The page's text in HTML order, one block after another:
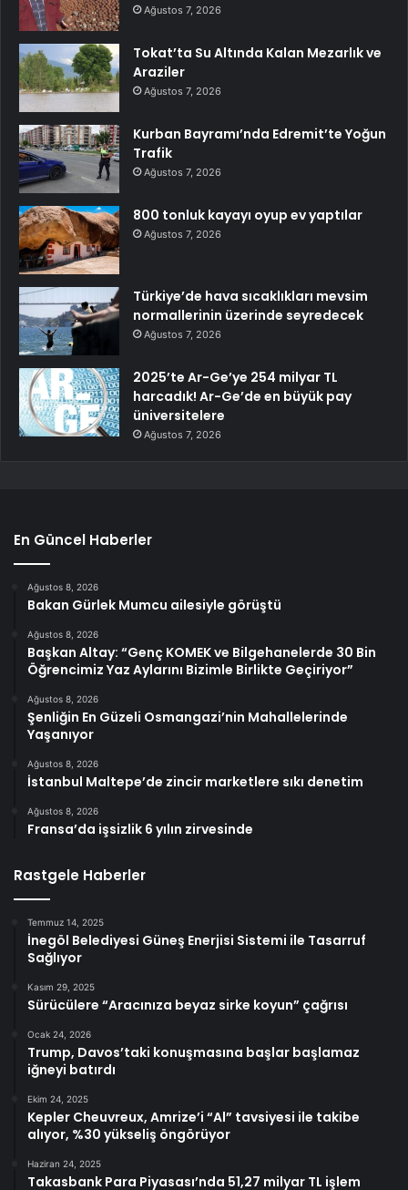
Ağustos 7, 2026
Tokat’ta Su Altında Kalan Mezarlık ve
Araziler
Ağustos 7, 2026
Kurban Bayramı’nda Edremit’te Yoğun
Trafik
Ağustos 7, 2026
800 tonluk kayayı oyup ev yaptılar
Ağustos 7, 2026
Türkiye’de hava sıcaklıkları mevsim
normallerinin üzerinde seyredecek
Ağustos 7, 2026
2025’te Ar-Ge’ye 254 milyar TL
harcadık! Ar-Ge’de en büyük pay
üniversitelere
Ağustos 7, 2026
En Güncel Haberler
Ağustos 8, 2026
Bakan Gürlek Mumcu ailesiyle görüştü
Ağustos 8, 2026
Başkan Altay: “Genç KOMEK ve Bilgehanelerde 30 Bin
Öğrencimiz Yaz Aylarını Bizimle Birlikte Geçiriyor”
Ağustos 8, 2026
Şenliğin En Güzeli Osmangazi’nin Mahallelerinde
Yaşanıyor
Ağustos 8, 2026
İstanbul Maltepe’de zincir marketlere sıkı denetim
Ağustos 8, 2026
Fransa’da işsizlik 6 yılın zirvesinde
Rastgele Haberler
Temmuz 14, 2025
İnegöl Belediyesi Güneş Enerjisi Sistemi ile Tasarruf
Sağlıyor
Kasım 29, 2025
Sürücülere “Aracınıza beyaz sirke koyun” çağrısı
Ocak 24, 2026
Trump, Davos’taki konuşmasına başlar başlamaz
iğneyi batırdı
Ekim 24, 2025
Kepler Cheuvreux, Amrize’i “Al” tavsiyesi ile takibe
alıyor, %30 yükseliş öngörüyor
Haziran 24, 2025
Takasbank Para Piyasası’nda 51,27 milyar TL işlem